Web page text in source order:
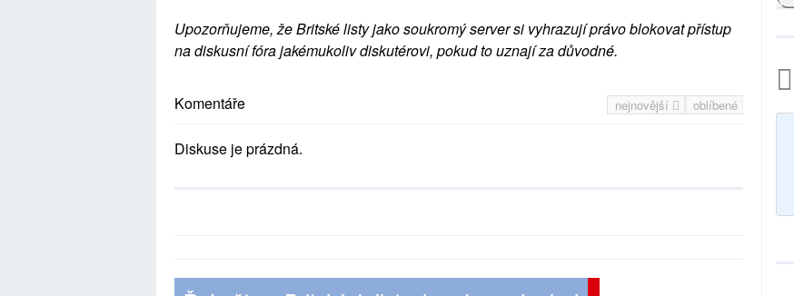
Upozorňujeme, že Britské listy jako soukromý server si vyhrazují právo blokovat přístup
na diskusní fóra jakémukoliv diskutérovi, pokud to uznají za důvodné.
nejnovější oblíbené
Komentáře
Diskuse je prázdná.